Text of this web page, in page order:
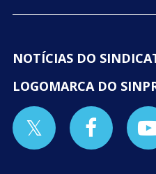
NOTÍCIAS DO
LOGOMARCA DO